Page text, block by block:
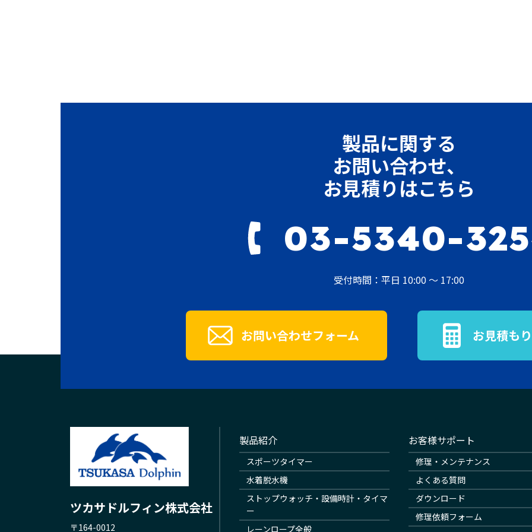
製品に関する
お問い合わせ、
お見積りはこちら
03-5340-
受付時間：平日 10:00 ～ 17:00
お問い合わせフォーム お見積も
ツカサドルフィン株式会社
〒164-0012
製品紹介
スポーツタイマー
水着脱水機
ストップウォッチ・設備時計・タイマ
ー
レーンロープ全般
お客様サポート
修理・メンテナンス
よくある質問
ダウンロード
修理依頼フォーム